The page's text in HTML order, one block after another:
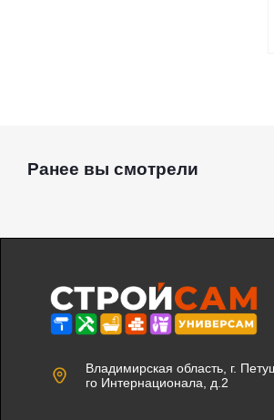
Ранее вы смотрели
Владимирская область, г.
го Интернационала, д.2